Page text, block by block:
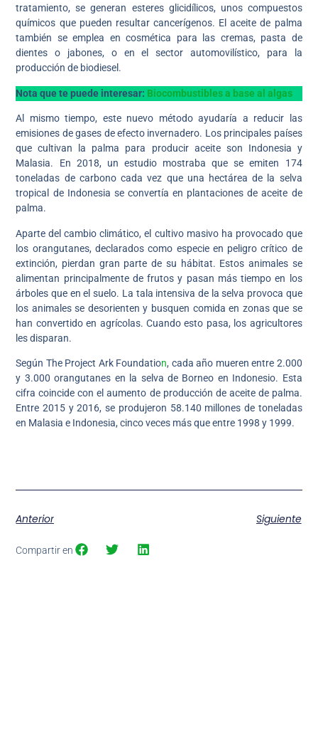
tratamiento, se generan esteres glicidílicos, unos compuestos
químicos que pueden resultar cancerígenos. El aceite de palma
también se emplea en cosmética para las cremas, pasta de
dientes o jabones, o en el sector automovilístico, para la
producción de biodiesel.
Nota que te puede interesar: Biocombustibles a base al algas
Al mismo tiempo, este nuevo método ayudaría a reducir las
emisiones de gases de efecto invernadero. Los principales países
que cultivan la palma para producir aceite son Indonesia y
Malasia. En 2018, un estudio mostraba que se emiten 174
toneladas de carbono cada vez que una hectárea de la selva
tropical de Indonesia se convertía en plantaciones de aceite de
palma.
Aparte del cambio climático, el cultivo masivo ha provocado que
los orangutanes, declarados como especie en peligro crítico de
extinción, pierdan gran parte de su hábitat. Estos animales se
alimentan principalmente de frutos y pasan más tiempo en los
árboles que en el suelo. La tala intensiva de la selva provoca que
los animales se desorienten y busquen comida en zonas que se
han convertido en agrícolas. Cuando esto pasa, los agricultores
les disparan.
Según The Project Ark Foundation, cada año mueren entre 2.000
y 3.000 orangutanes en la selva de Borneo en Indonesio. Esta
cifra coincide con el aumento de producción de aceite de palma.
Entre 2015 y 2016, se produjeron 58.140 millones de toneladas
en Malasia e Indonesia, cinco veces más que entre 1998 y 1999.
Anterior Siguiente
Compartir en